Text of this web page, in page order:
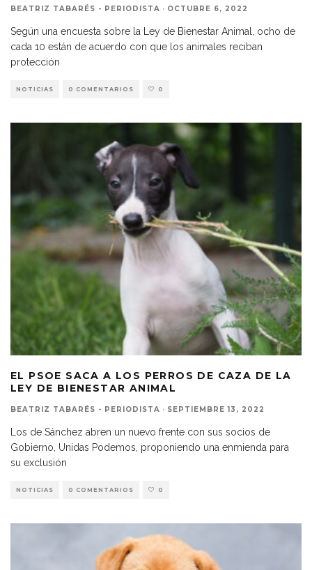
BEATRIZ TABARÉS - PERIODISTA · OCTUBRE 6, 2022
Según una encuesta sobre la Ley de Bienestar Animal, ocho de
cada 10 están de acuerdo con que los animales reciban
protección
NOTICIAS 0 COMENTARIOS 0
EL PSOE SACA A LOS PERROS DE CAZA DE LA
LEY DE BIENESTAR ANIMAL
BEATRIZ TABARÉS - PERIODISTA · SEPTIEMBRE 13, 2022
Los de Sánchez abren un nuevo frente con sus socios de
Gobierno, Unidas Podemos, proponiendo una enmienda para
su exclusión
NOTICIAS 0 COMENTARIOS 0